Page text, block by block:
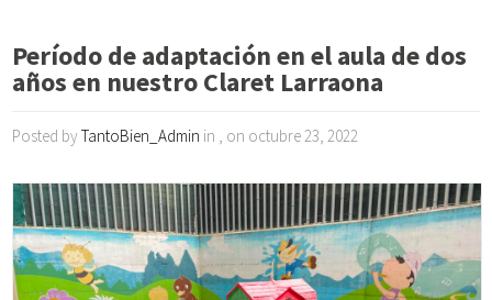
Período de adaptación en el aula de dos
años en nuestro Claret Larraona
Posted byTantoBien_Admin in , on octubre 23, 2022